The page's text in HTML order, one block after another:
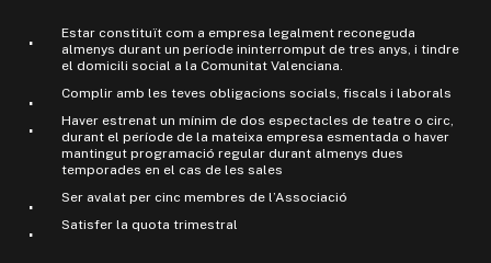
Estar constituït com a empresa legalment reconeguda
almenys durant un període ininterromput de tres anys, i tindre
el domicili social a la Comunitat Valenciana.
Complir amb les teves obligacions socials, fiscals i laborals
Haver estrenat un mínim de dos espectacles de teatre o circ,
durant el període de la mateixa empresa esmentada o haver
mantingut programació regular durant almenys dues
temporades en el cas de les sales
Ser avalat per cinc membres de l’Associació
Satisfer la quota trimestral